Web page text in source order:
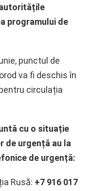
programului de
punctul de
va fi deschis în
circulația
cu o situație
de urgență au la
de urgență:
Rusă: +7 916 017